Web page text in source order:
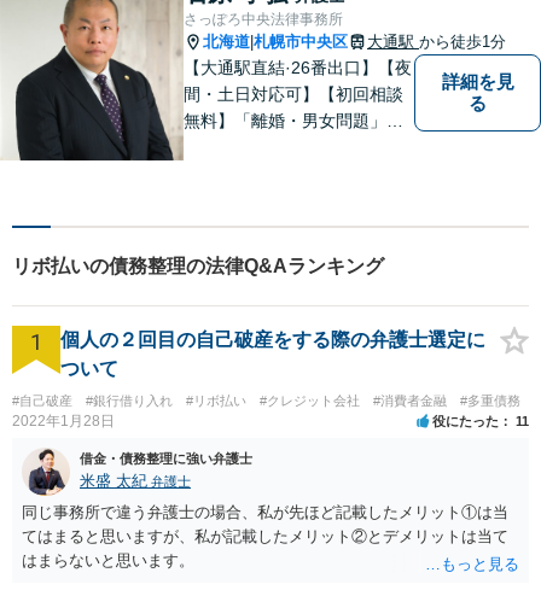
法律だけにとらわれず、依頼
者にとってベストな解決方法
を一緒に考えていきます。
さっぽろ中央法律事務所
北海道 札幌市中央区 大通駅 から徒歩1分
【大通駅直結·26番出口】【夜
間・土日対応可】【初回相談
無料】「離婚・男女問題」
い、解決までの道筋を示しま
す。
詳細を見
る
リボ払いの債務整理の法律Q&Aランキング
1
個人の２回目の自己破産をする際の弁護士選定に
ついて
#自己破産 #銀行借り入れ #リボ払い #クレジット会社 #消費者金融 #多重債務
2022年1月28日 役にたった 11
借金・債務整理に強い弁護士
米盛 太紀 弁護士
同じ事務所で違う弁護士の場合、私が先ほど記載したメリット①は当
てはまると思いますが、私が記載したメリット②とデメリットは当て
はまらないと思います。